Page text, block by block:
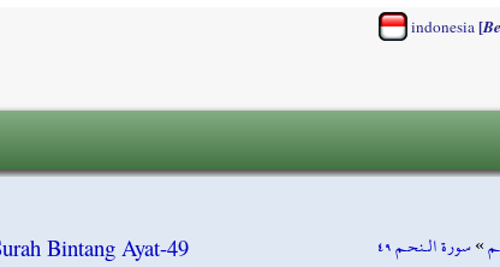
indonesia[
»سورة الـنحـم ٤٩ Bintang Ayat-49